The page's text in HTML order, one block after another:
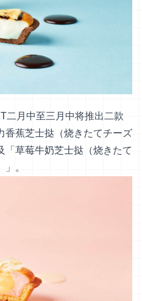
二月中至三月中将推出二款
香蕉芝士挞（烧きたてチーズ
「草莓牛奶芝士挞（烧きたて
。